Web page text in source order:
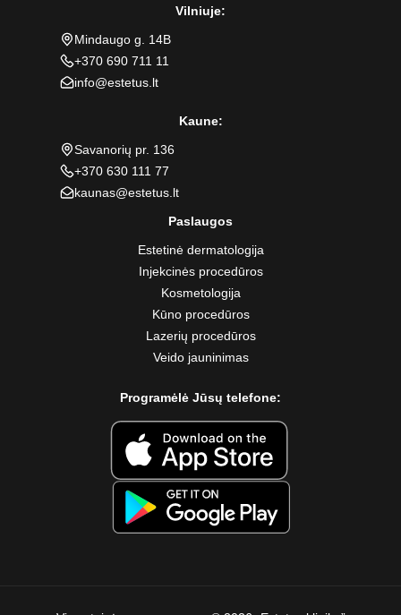
Vilniuje:
Mindaugo g. 14B
+370 690 711 11
info@estetus.lt
Kaune:
Savanorių pr. 136
+370 630 111 77
kaunas@estetus.lt
Paslaugos
Estetinė dermatologija
Injekcinės procedūros
Kosmetologija
Kūno procedūros
Lazerių procedūros
Veido jauninimas
Programėlė Jūsų telefone: